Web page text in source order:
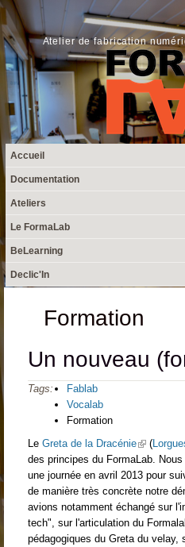
Aller au
FormaLabAtelier de fabrication
Menu principal
Accueil
Documentation
Ateliers
Le FormaLab
BeLearning
Declic'In
Formation
Un nouveau
Tags:
Fablab
Vocalab
Formation
Le Greta de la Dracénie(link is
(
des principes du FormaLab.
une journée en avril 2013 pour
de manière très concrète notre
avions notamment échangé sur
tech", sur l'articulation du
pédagogiques du Greta du velay,